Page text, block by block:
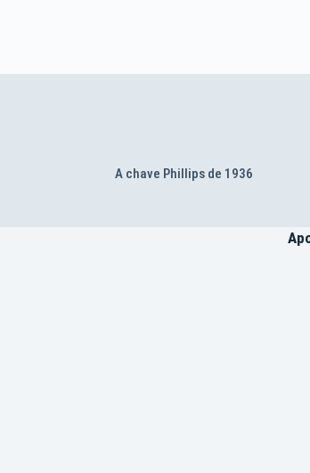
A chave Phillips de 1936